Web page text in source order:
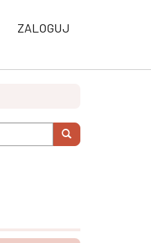
ZALOGUJ